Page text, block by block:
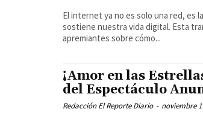
El internet ya no es solo una red, es
sostiene nuestra vida digital. Esta
apremiantes sobre cómo...
¡Amor en las
del Espectáculo
Redacción El Reporte Diario - noviembre